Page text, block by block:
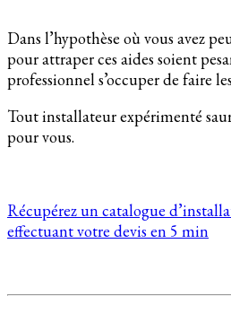
Dans l’hypothèse où vous avez
pour attraper ces aides soient
professionnel s’occuper de faire
Tout installateur expérimenté
pour vous.
Récupérez un catalogue
effectuant votre devis en 5 min